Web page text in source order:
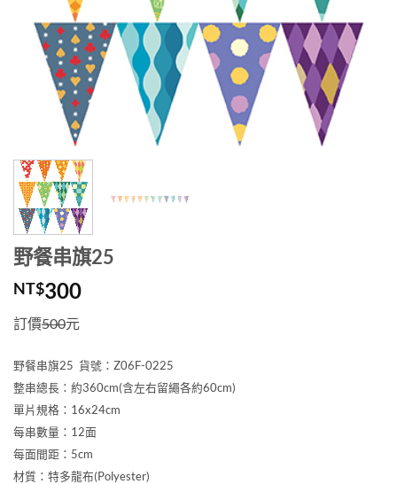
野餐串旗25
NT$300
訂價500元
野餐串旗25 貨號：Z06F-0225
整串總長：約360cm(含左右留繩各約60cm)
單片規格：16x24cm
每串數量：12面
每面間距：5cm
材質：特多龍布(Polyester)